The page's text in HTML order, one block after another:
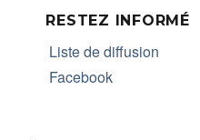
RESTEZ INFORMÉ
Liste de diffusion
Facebook